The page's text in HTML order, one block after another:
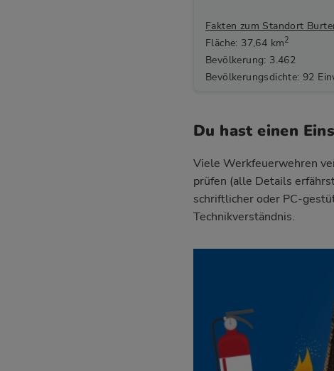
Fakten zum Standort
Fläche: 37,64 km2
Bevölkerung: 3.462
Bevölkerungsdichte: 92
Du hast einen
Viele Werkfeuerwehren
prüfen (alle Details
schriftlicher oder PC-
Technikverständnis.